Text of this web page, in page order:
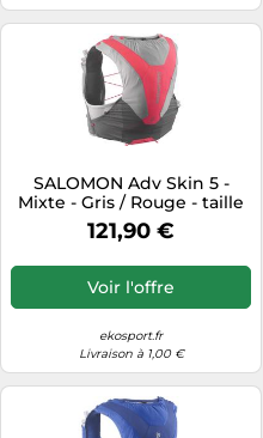
SALOMON Adv Skin 5 -
Mixte - Gris / Rouge - taille
M- modèle 2025
121,90 €
Voir l'offre
ekosport.fr
Livraison à 1,00 €